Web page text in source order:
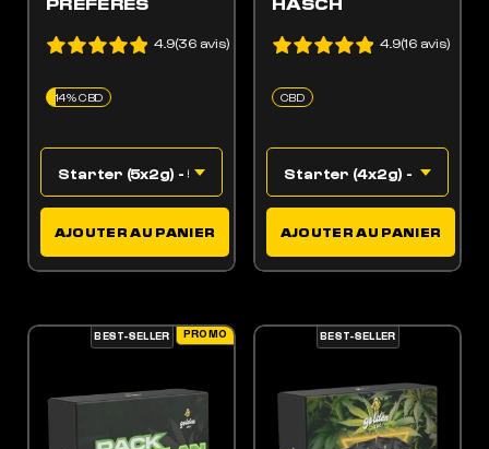
AJOUTER AU PANIER
14% CBD
4.9(36 avis)
AJOUTER AU PANIER
CBD
4.9(16 avis)
BEST-SELLER PROMO
OPTIONS PEUVENT ÊTRE CHOISIES SUR LA PAGE DU PRODUIT
BEST-SELLER
PRODUIT A PLUSIEURS VARIATIONS. LES OPTIONS PEUVENT ÊTRE CHOISIES SUR LA